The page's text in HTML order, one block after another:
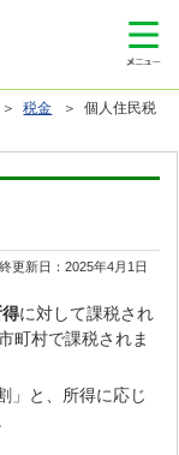
＞税金 ＞ 個人住民税
更新日：2025年4月1日
得に対して課税され
町村で課税されま
」と、所得に応じ